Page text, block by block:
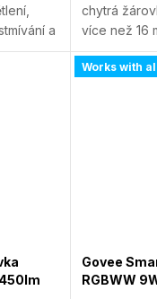
a
bez
chytrá
více než 16
laditelné
podporu
Works with
Govee
RGBWW